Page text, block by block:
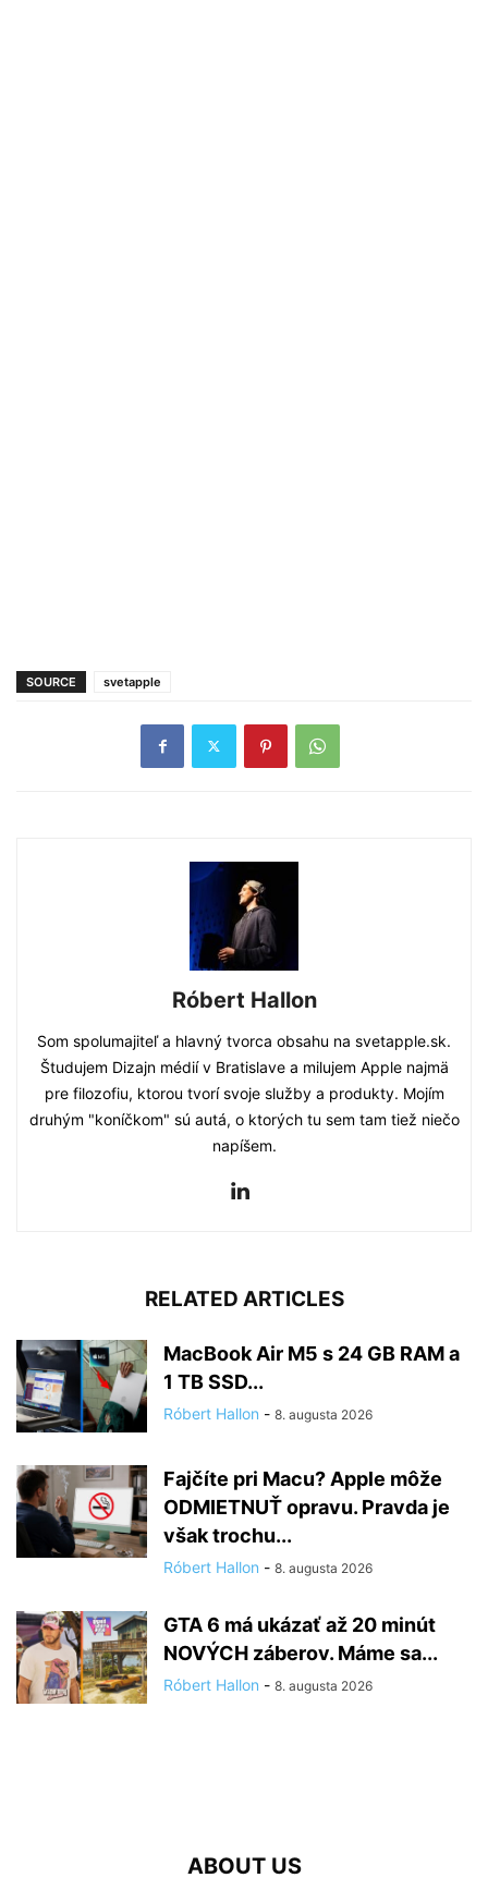
SOURCE svetapple
Róbert Hallon
Som spolumajiteľ a hlavný tvorca obsahu na svetapple.sk.
Študujem Dizajn médií v Bratislave a milujem Apple najmä
pre filozofiu, ktorou tvorí svoje služby a produkty. Mojím
druhým "koníčkom" sú autá, o ktorých tu sem tam tiež niečo
napíšem.
RELATED ARTICLES
MacBook Air M5 s 24 GB RAM a
1 TB SSD...
Róbert Hallon - 8. augusta 2026
Fajčíte pri Macu? Apple môže
ODMIETNUŤ opravu. Pravda je
však trochu...
Róbert Hallon - 8. augusta 2026
GTA 6 má ukázať až 20 minút
NOVÝCH záberov. Máme sa...
Róbert Hallon - 8. augusta 2026
ABOUT US